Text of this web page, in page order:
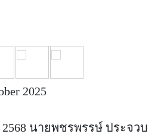
2025
นายพชรพรรษ์ ประจวบ